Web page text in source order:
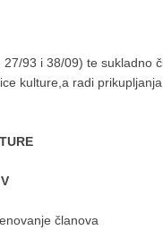
93 i 38/09) te sukladno
kulture,a radi
članova